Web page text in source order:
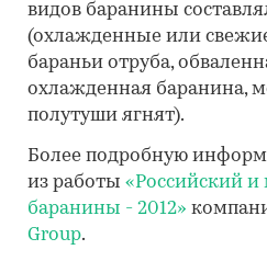
видов баранины
(охлажденные или
бараньи отруба,
охлажденная баранина,
полутуши ягнят).
Более подробную
из работы «Российский
баранины - 2012»
Group.